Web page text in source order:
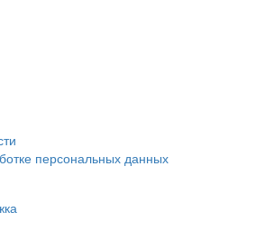
персональных данных